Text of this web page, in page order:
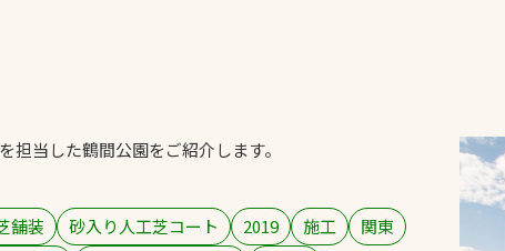
投てき実施可能な人
環境対応ウレタン
クレイ（土）舗装
防球設備
担当した鶴間公園をご紹介します。
舗装 砂入り人工芝コート 2019 施工
関東